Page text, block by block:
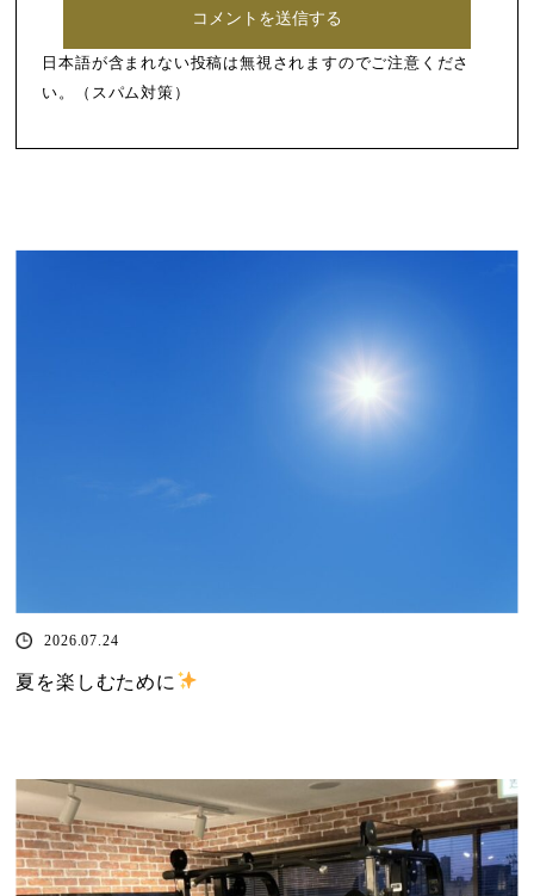
日本語が含まれない投稿は無視されますのでご注意くださ
い。（スパム対策）
2026.07.24
夏を楽しむために